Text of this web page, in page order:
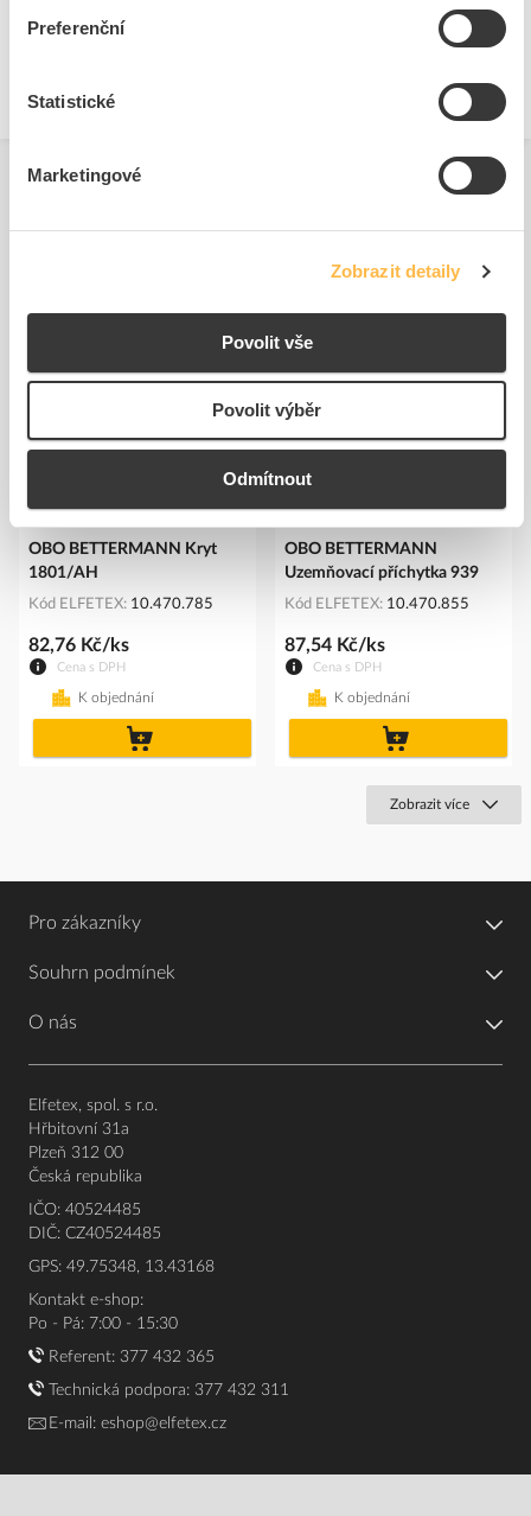
Preferenční
Statistické
Marketingové
Zobrazit detaily
Povolit vše
Povolit výběr
Odmítnout
OBO BETTERMANN Kryt
1801/AH
Kód ELFETEX 10.470.785
Cena s DPH
82,76 Kč/ks
K objednání
OBO BETTERMANN
Uzemňovací příchytka 939
Kód ELFETEX 10.470.855
Cena s DPH
87,54 Kč/ks
K objednání
Zobrazit více
Pro zákazníky
Souhrn podmínek
O nás
Elfetex, spol. s r.o.
Hřbitovní 31a
Plzeň 312 00
Česká republika
IČO: 40524485
DIČ: CZ40524485
GPS: 49.75348, 13.43168
Kontakt e-shop:
Po - Pá: 7:00 - 15:30
Referent: 377 432 365
Technická podpora: 377 432 311
E-mail: eshop@elfetex.cz